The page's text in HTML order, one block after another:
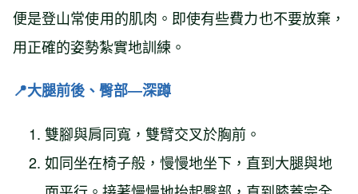
便是登山常使用的肌肉。即使有些費力也不要放棄，
用正確的姿勢紮實地訓練。
📍大腿前後、臀部―深蹲
雙腳與肩同寬，雙臂交叉於胸前。
如同坐在椅子般，慢慢地坐下，直到大腿與地